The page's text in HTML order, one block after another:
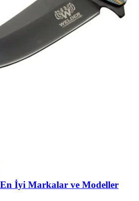
En İyi Markalar ve Modeller